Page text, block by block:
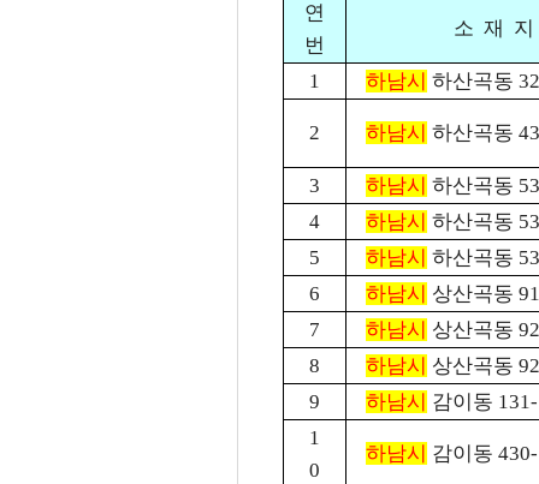
연
번
소 재 지
1 하남시 하산곡동
2 하남시 하산곡동
3 하남시 하산곡동
4
하남시 하산곡동
5
하남시 하산곡동
6
하남시 상산곡동
7
하남시 상산곡동
8
하남시 상산곡동
9
하남시 감이동
1
0
하남시 감이동